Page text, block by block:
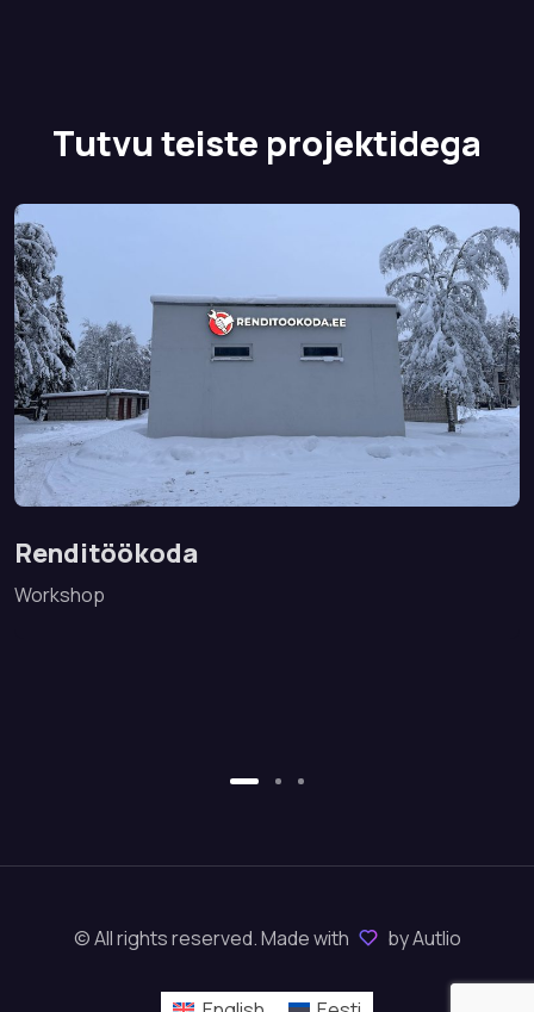
Tutvu teiste projektidega
Renditöökoda
Workshop
© All rights reserved. Made with by Autlio